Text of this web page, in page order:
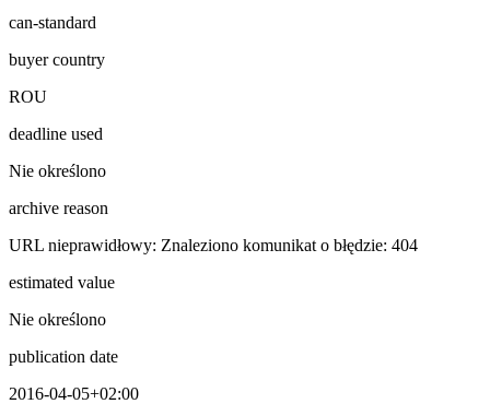
can-standard
buyer country
ROU
deadline used
Nie określono
archive reason
URL nieprawidłowy: Znaleziono komunikat o błędzie: 404
estimated value
Nie określono
publication date
2016-04-05+02:00